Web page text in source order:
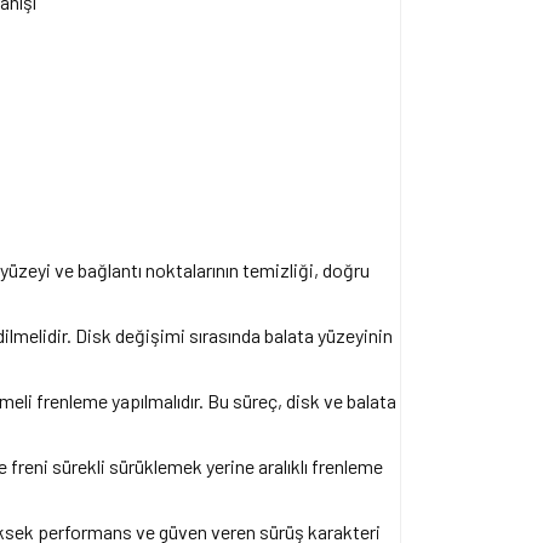
ve bağlantı noktalarının temizliği, doğru
Disk değişimi sırasında balata yüzeyinin
frenleme yapılmalıdır. Bu süreç, disk ve balata
sürekli sürüklemek yerine aralıklı frenleme
performans ve güven veren sürüş karakteri